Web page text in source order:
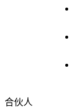
合伙人